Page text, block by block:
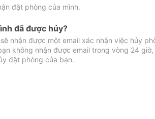
đặt phòng của mình.
đã được hủy?
nhận được một email xác nhận việc hủy
không nhận được email trong vòng 24
đặt phòng của bạn.